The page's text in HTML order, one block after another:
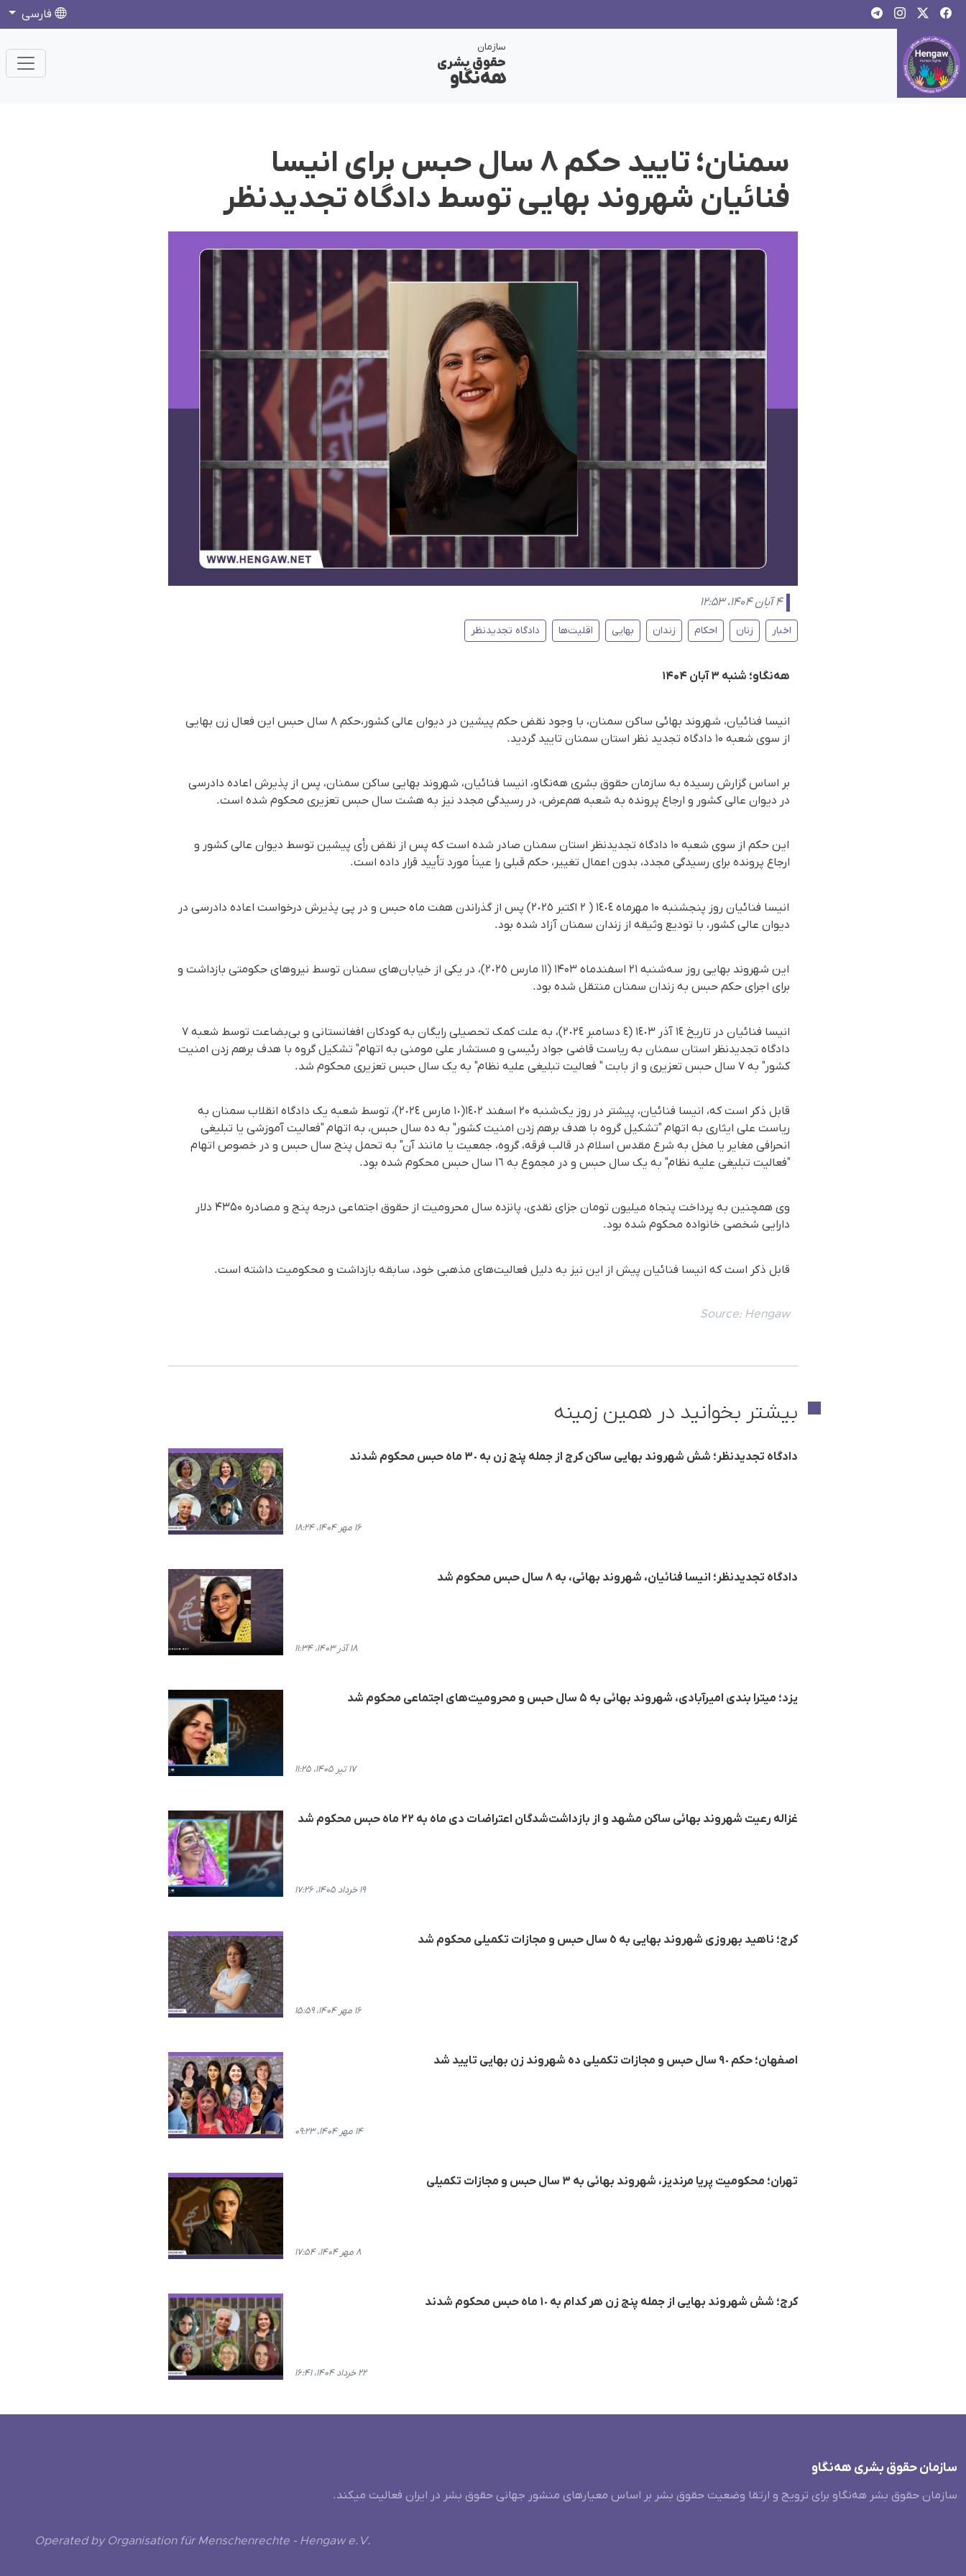
فارسی
سازمان
حقوق بشری
هەنگاو
سمنان؛ تایید حکم ۸ سال حبس برای انیسا
فنائیان شهروند بهایی توسط دادگاه تجدیدنظر
۴ آبان ۱۴۰۴، ۱۲:۵۳
اخبار زنان احکام زندان بهایی اقلیت‌ها دادگاه تجدیدنظر
هه‌نگاو؛ شنبه ٣ آبان ۱۴۰۴
انیسا فنائیان، شهروند بهائی ساکن سمنان، با وجود نقض حکم پیشین در دیوان عالی کشور،حکم ۸ سال حبس این فعال زن بهایی
از سوی شعبه ۱۰ دادگاه تجدید نظر استان سمنان تایید گردید.
بر اساس گزارش رسیده به سازمان حقوق بشری هه‌نگاو، انیسا فنائیان، شهروند بهایی ساکن سمنان، پس از پذیرش اعاده دادرسی
در دیوان عالی کشور و ارجاع پرونده به شعبه هم‌عرض، در رسیدگی مجدد نیز به هشت سال حبس تعزیری محکوم شده است.
این حکم از سوی شعبه‌ ۱۰ دادگاه تجدیدنظر استان سمنان صادر شده است که پس از نقض رأی پیشین توسط دیوان عالی کشور و
ارجاع پرونده برای رسیدگی مجدد، بدون اعمال تغییر، حکم قبلی را عیناً مورد تأیید قرار داده است.
انیسا فنائیان روز پنجشنبە ۱۰ مهرماه ١٤٠٤ ( ٢ اکتبر ٢٠٢٥) پس از گذراندن هفت ماه حبس و در پی پذیرش درخواست اعاده دادرسی در
دیوان عالی کشور، با تودیع وثیقه از زندان سمنان آزاد شدە بود.
این شهروند بهایی روز سه‌شنبه ٢١ اسفندماه ۱۴۰۳ (١١ مارس ٢٠٢٥)، در یکی از خیابان‌های سمنان توسط نیروهای حکومتی بازداشت و
برای اجرای حکم حبس به زندان سمنان منتقل شدە بود.
انیسا فنائیان در تاریخ ١٤ آذر ١٤٠٣ (٤ دسامبر ٢٠٢٤)، به علت کمک تحصیلی رایگان به کودکان افغانستانی و بی‌بضاعت توسط شعبه ٧
دادگاه تجدیدنظر استان سمنان به ریاست قاضی جواد رئیسی و مستشار علی مومنی به اتهام" تشکیل گروه با هدف برهم زدن امنیت
کشور" بە ٧ سال حبس تعزیری و از بابت " فعالیت تبلیغی علیه نظام" بە یک سال حبس تعزیری محکوم شد.
قابل ذکر است که، انیسا فنائیان، پیشتر در روز یک‌شنبه ۲۰ اسفند ١٤٠٢(١٠ مارس ٢٠٢٤)، توسط شعبه یک دادگاه انقلاب سمنان به
ریاست علی ایثاری به اتهام "تشکیل گروه با هدف برهم زدن امنیت کشور" به ده سال حبس، به اتهام "فعالیت آموزشی یا تبلیغی
انحرافی مغایر یا مخل به شرع مقدس اسلام در قالب فرقه، گروه، جمعیت یا مانند آن" به تحمل پنج سال حبس و در خصوص اتهام
"فعالیت تبلیغی علیه نظام" به یک سال حبس و در مجموع بە ١٦ سال حبس محکوم شدە بود.
وی همچنین به پرداخت پنجاه میلیون تومان جزای نقدی، پانزده سال محرومیت از حقوق اجتماعی درجه پنج و مصادره ۴۳۵۰ دلار
دارایی شخصی خانواده محکوم شده بود.
قابل ذکر است کە انیسا فنائیان پیش از این نیز به دلیل فعالیت‌های مذهبی خود، سابقه بازداشت و محکومیت داشته است.
Source: Hengaw
بیشتر بخوانید در همین زمینه
دادگاه تجدیدنظر؛ شش شهروند بهایی ساکن کرج از جملە پنج زن به ٣٠ ماه حبس محکوم شدند
۱۶ مهر ۱۴۰۴، ۱۸:۲۴
دادگاه تجدیدنظر؛ انیسا فنائیان، شهروند بهائی، به ۸ سال حبس محکوم شد
۱۸ آذر ۱۴۰۳، ۱۱:۳۴
یزد؛ میترا بندی امیرآبادی، شهروند بهائی به ۵ سال حبس و محرومیت‌های اجتماعی محکوم شد
۱۷ تیر ۱۴۰۵، ۱۱:۲۵
غزاله رعیت شهروند بهائی ساکن مشهد و از بازداشت‌شدگان اعتراضات دی ماه به ۲۲ ماه حبس محکوم شد
۱۹ خرداد ۱۴۰۵، ۱۷:۲۶
کرج؛ ناهید بهروزی شهروند بهایی بە ٥ سال حبس و مجازات تکمیلی محکوم شد
۱۶ مهر ۱۴۰۴، ۱۵:۵۹
اصفهان؛ حکم ٩٠ سال حبس و مجازات تکمیلی ده شهروند زن بهایی تایید شد
۱۴ مهر ۱۴۰۴، ۰۹:۲۳
تهران؛ محکومیت پریا مرندیز، شهروند بهائی بە ٣ سال حبس و مجازات تکمیلی
۸ مهر ۱۴۰۴، ۱۷:۵۴
کرج؛ شش شهروند بهایی از جملە پنج زن هر کدام به ١٠ ماه حبس محکوم شدند
۲۲ خرداد ۱۴۰۴، ۱۶:۴۱
سازمان حقوق بشری هەنگاو
سازمان حقوق بشر هه‌نگاو برای ترویج و ارتقا وضعیت حقوق بشر بر اساس معیارهای منشور جهانی حقوق بشر در ایران فعالیت میکند.
Operated by Organisation für Menschenrechte - Hengaw e.V.